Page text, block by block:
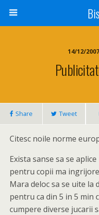
14/12/
Share Tweet
Citesc noile norme
Exista sanse sa se
pentru copii ma
Mara deloc sa se uite la
pentru ca din 5 in 5 min
cumpere diverse jucarii